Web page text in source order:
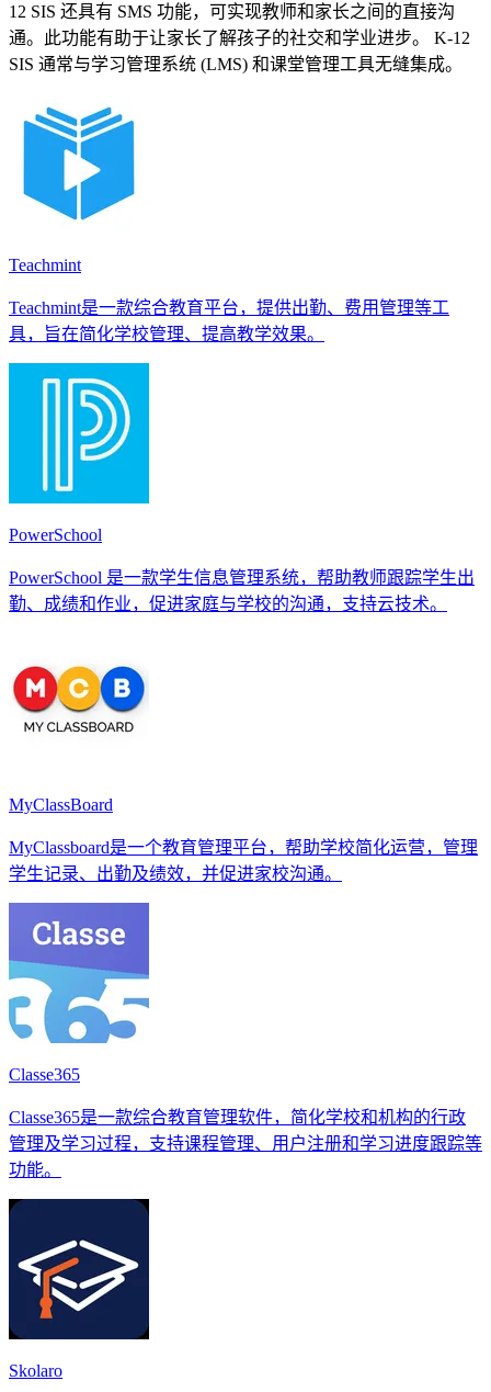
12 SIS 还具有 SMS 功能，可实现教师和家长之间的直接沟
通。此功能有助于让家长了解孩子的社交和学业进步。 K-12
SIS 通常与学习管理系统 (LMS) 和课堂管理工具无缝集成。
Teachmint
Teachmint是一款综合教育平台，提供出勤、费用管理等工
具，旨在简化学校管理、提高教学效果。
PowerSchool
PowerSchool 是一款学生信息管理系统，帮助教师跟踪学生出
勤、成绩和作业，促进家庭与学校的沟通，支持云技术。
MyClassBoard
MyClassboard是一个教育管理平台，帮助学校简化运营，管理
学生记录、出勤及绩效，并促进家校沟通。
Classe365
Classe365是一款综合教育管理软件，简化学校和机构的行政
管理及学习过程，支持课程管理、用户注册和学习进度跟踪等
功能。
Skolaro